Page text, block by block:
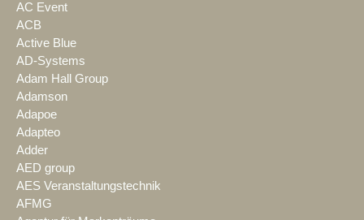
AC Event
ACB
Active Blue
AD-Systems
Adam Hall Group
Adamson
Adapoe
Adapteo
Adder
AED group
AES Veranstaltungstechnik
AFMG